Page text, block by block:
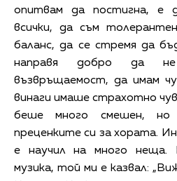
опитвам да постигна, е
всички, да съм
баланс, да се стремя да
направя добро да не
възвръщаемост, да имам
винаги имаше страхотно
беше много смешен,
преценките си за хората.
е научил на много неща.
музика, той ми е казвал: